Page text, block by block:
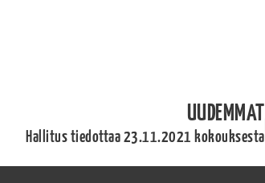
UUDEMMAT
Hallitus tiedottaa 23.11.2021 kokouksesta